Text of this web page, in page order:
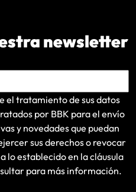
newsletter
el tratamiento de sus datos
por BBK para el envío
y novedades que puedan
sus derechos o revocar
lo establecido en lacláusula
para más información.